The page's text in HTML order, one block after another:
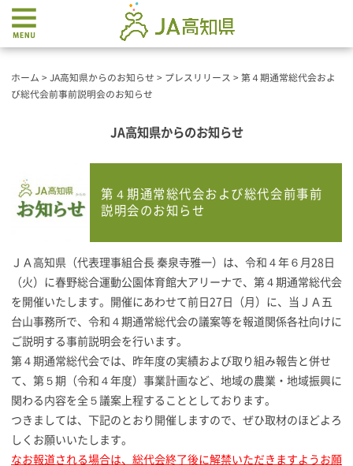
ホーム > JA高知県からのお知らせ > プレスリリース > 第４期通常総代会およ
び総代会前事前説明会のお知らせ
JA高知県からのお知らせ
第４期通常総代会および総代会前事前
説明会のお知らせ
ＪＡ高知県（代表理事組合長 秦泉寺雅一）は、令和４年６月28日
（火）に春野総合運動公園体育館大アリーナで、第４期通常総代会
を開催いたします。開催にあわせて前日27日（月）に、当ＪＡ五
台山事務所で、令和４期通常総代会の議案等を報道関係各社向けに
ご説明する事前説明会を行います。
第４期通常総代会では、昨年度の実績および取り組み報告と併せ
て、第５期（令和４年度）事業計画など、地域の農業・地域振興に
関わる内容を全５議案上程することとしております。
つきましては、下記のとおり開催しますので、ぜひ取材のほどよろ
しくお願いいたします。
なお報道される場合は、総代会終了後に解禁いただきますようお願